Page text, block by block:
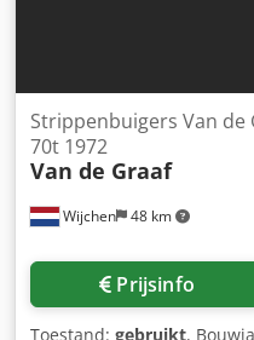
Wijchen 48 km
Strippenbuigers Van de
70t 1972
Van de Graaf
Prijsinfo
Toestand: gebruikt,